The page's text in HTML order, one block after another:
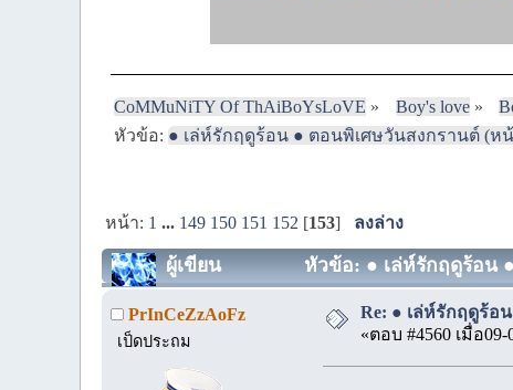
CoMMuNiTY Of ThAiBoYsLoVE » Boy's love»
หัวข้อ: ● เล่ห์รักฤดูร้อน ● ตอนพิเศษวันสงกรานต์ (หน้
หน้า: 1 ... 149 150 151 152 [153] ลงล่าง
ผู้เขียน หัวข้อ: ● เล่ห์รักฤดูร้อน ●
PrInCeZzAoFz
เป็ดประถม
Re: ● เล่ห์รักฤดูร้อ
«ตอบ #4560 เมื่อ09-